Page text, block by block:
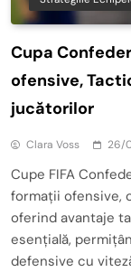
Cupa
ofensive,
jucătorilor
Clara Voss 26/
Cupe FIFA
formații ofensive,
oferind avantaje
esențială,
defensive cu